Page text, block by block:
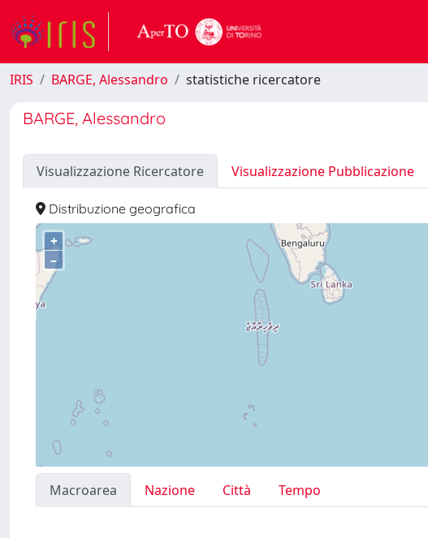
IRIS BARGE, Alessandro statistiche ricercatore
BARGE, Alessandro
Visualizzazione Ricercatore Visualizzazione Pubblicazione
Distribuzione geografica
+
–
Macroarea Nazione Città
Tempo